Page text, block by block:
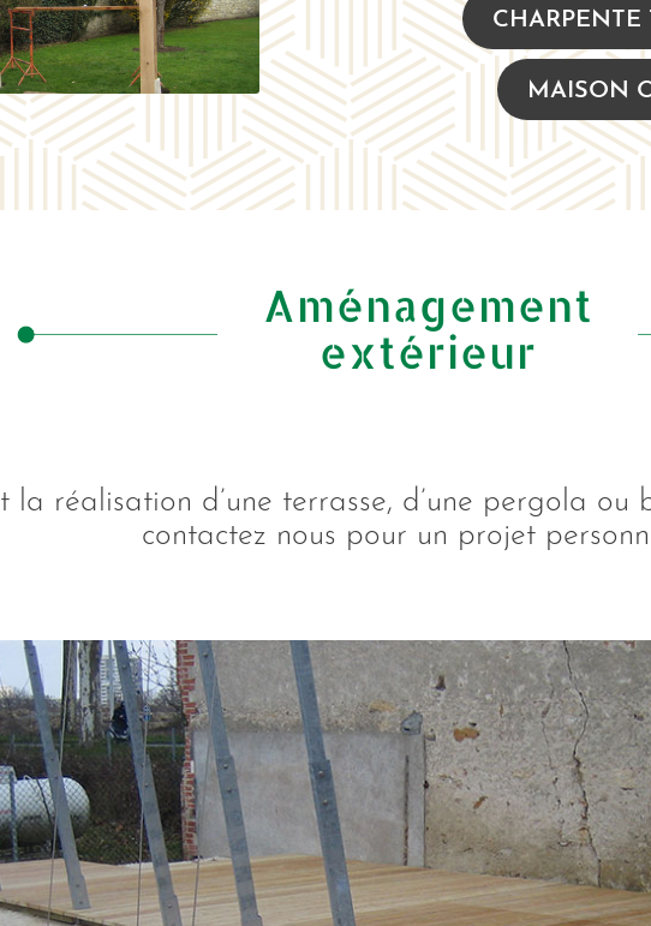
MAISON
Aménagement
extérieur
la réalisation d’une terrasse, d’une pergola ou
contactez nous pour un projet